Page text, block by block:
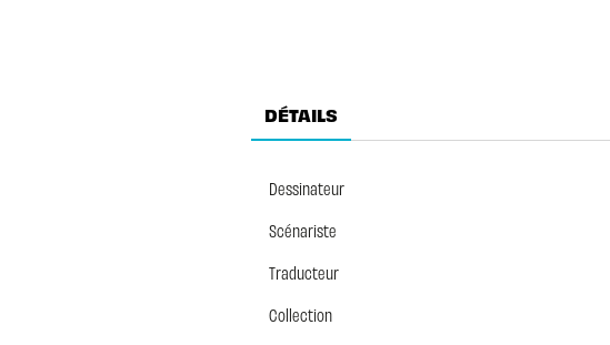
DÉTAILS
Dessinateur
Scénariste
Traducteur
Collection